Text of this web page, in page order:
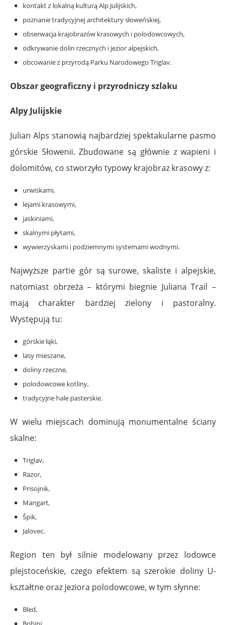
kontakt z lokalną kulturą Alp Julijskich,
poznanie tradycyjnej architektury słoweńskiej,
obserwacja krajobrazów krasowych i polodowcowych,
odkrywanie dolin rzecznych i jezior alpejskich,
obcowanie z przyrodą Parku Narodowego Triglav.
Obszar geograficzny i przyrodniczy szlaku
Alpy Julijskie
Julian Alps stanowią najbardziej spektakularne pasmo
górskie Słowenii. Zbudowane są głównie z wapieni i
dolomitów, co stworzyło typowy krajobraz krasowy z:
urwiskami,
lejami krasowymi,
jaskiniami,
skalnymi płytami,
wywierzyskami i podziemnymi systemami wodnymi.
Najwyższe partie gór są surowe, skaliste i alpejskie,
natomiast obrzeża – którymi biegnie Juliana Trail –
mają charakter bardziej zielony i pastoralny.
Występują tu:
górskie łąki,
lasy mieszane,
doliny rzeczne,
polodowcowe kotliny,
tradycyjne hale pasterskie.
W wielu miejscach dominują monumentalne ściany
skalne:
Triglav,
Razor,
Prisojnik,
Mangart,
Špik,
Jalovec.
Region ten był silnie modelowany przez lodowce
plejstoceńskie, czego efektem są szerokie doliny U-
kształtne oraz jeziora polodowcowe, w tym słynne:
Bled,